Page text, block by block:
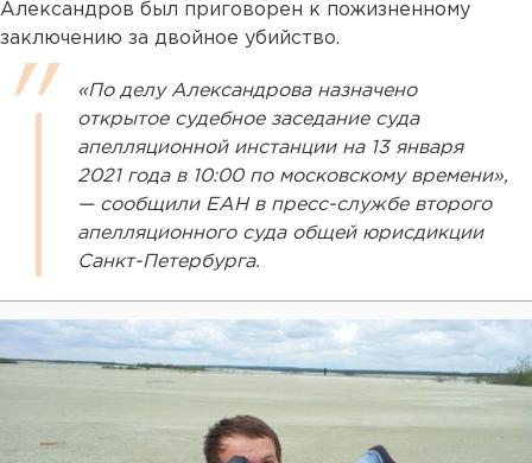
Александров был приговорен к пожизненному
заключению за двойное убийство.
«По делу Александрова назначено
открытое судебное заседание суда
апелляционной инстанции на 13 января
2021 года в 10:00 по московскому времени»,
— сообщили ЕАН в пресс-службе второго
апелляционного суда общей юрисдикции
Санкт-Петербурга.